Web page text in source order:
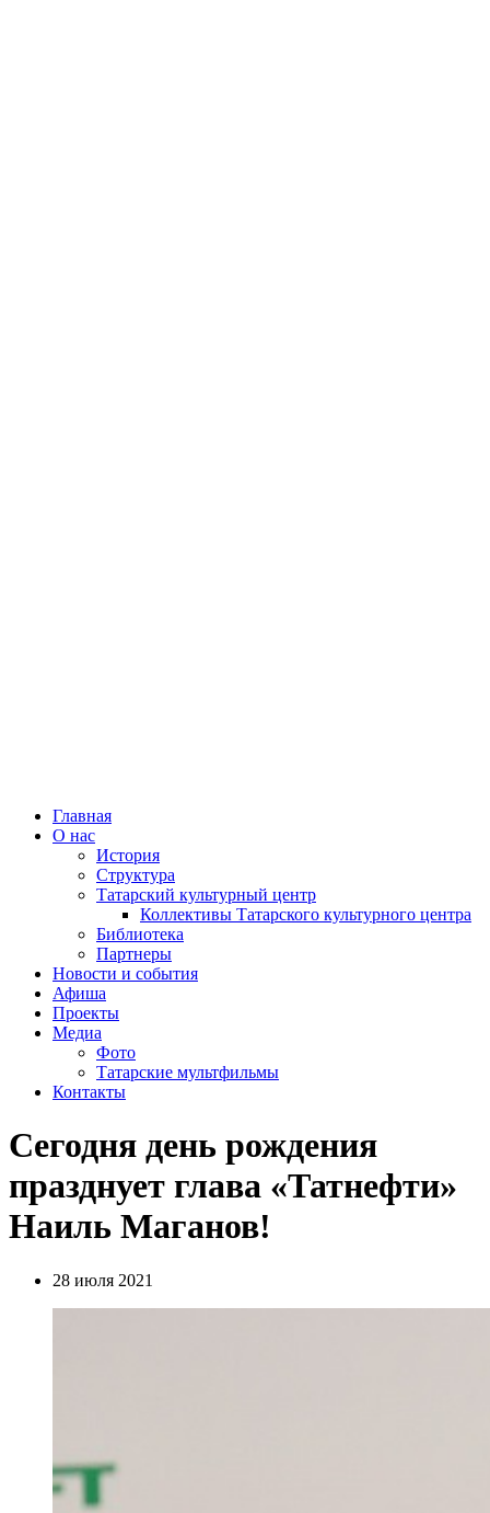
Главная
О нас
История
Структура
Татарский культурный центр
Коллективы Татарского культурного центра
Библиотека
Партнеры
Новости и события
Афиша
Проекты
Медиа
Фото
Татарские мультфильмы
Контакты
Сегодня день рождения
празднует глава «Татнефти»
Наиль Маганов!
28 июля 2021